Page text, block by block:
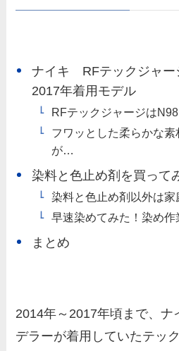
ナイキ RFテックジャー
2017年着用モデル
RFテックジャージは
フワッとした柔らかな
が…
染料と色止め剤を買って
染料と色止め剤以外は
早速染めてみた！染め
まとめ
2014年～2017年頃まで、ナ
デラーが着用していたテッ